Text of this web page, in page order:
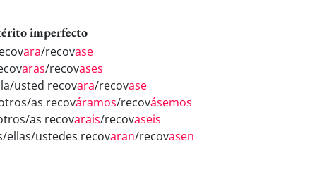
imperfecto
ara/recovase
aras/recovases
usted recovara/recovase
as recováramos/recovásemos
as recovarais/recovaseis
ellas/ustedes recovaran/recovasen